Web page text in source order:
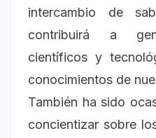
intercambio de
contribuirá a
científicos y
conocimientos de
También ha sido
concientizar sobre